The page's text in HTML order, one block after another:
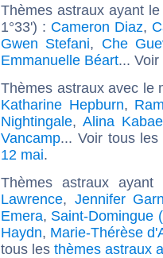
Thèmes astraux ayant
1°33') : Cameron Diaz,
Gwen Stefani, Che
Emmanuelle Béart...
Thèmes astraux avec le
Katharine Hepburn,
Nightingale, Alina
Vancamp... Voir tous
12 mai.
Thèmes astraux
Lawrence, Jennifer
Emera, Saint-Domingue
Haydn, Marie-Thérèse
tous les thèmes astraux